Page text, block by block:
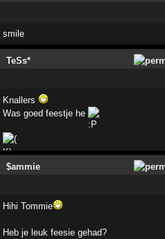
smile
TeSs*
Knallers
Was goed feestje he
$ammie
Hihi Tommie
Heb je leuk feesie gehad?